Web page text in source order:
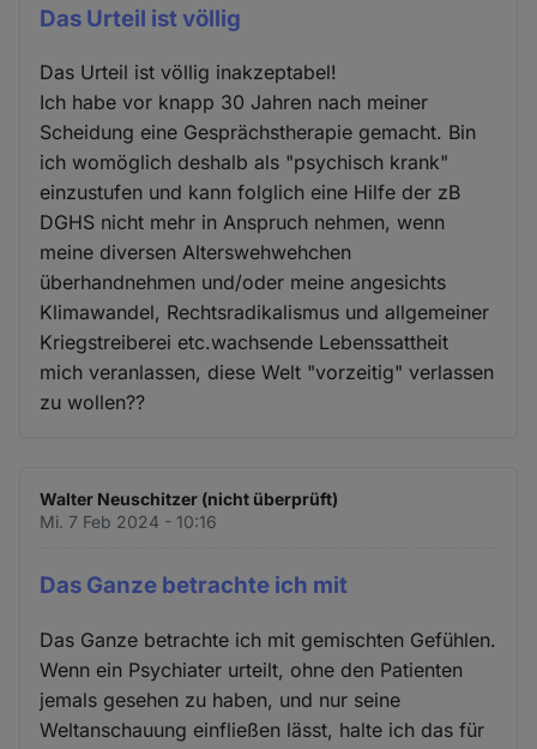
Das Urteil ist völlig
Das Urteil ist völlig inakzeptabel!
Ich habe vor knapp 30 Jahren nach meiner
Scheidung eine Gesprächstherapie gemacht. Bin
ich womöglich deshalb als "psychisch krank"
einzustufen und kann folglich eine Hilfe der zB
DGHS nicht mehr in Anspruch nehmen, wenn
meine diversen Alterswehwehchen
überhandnehmen und/oder meine angesichts
Klimawandel, Rechtsradikalismus und allgemeiner
Kriegstreiberei etc.wachsende Lebenssattheit
mich veranlassen, diese Welt "vorzeitig" verlassen
zu wollen??
Walter Neuschitzer (nicht überprüft)
Mi. 7 Feb 2024 - 10:16
Das Ganze betrachte ich mit
Das Ganze betrachte ich mit gemischten Gefühlen.
Wenn ein Psychiater urteilt, ohne den Patienten
jemals gesehen zu haben, und nur seine
Weltanschauung einfließen lässt, halte ich das für